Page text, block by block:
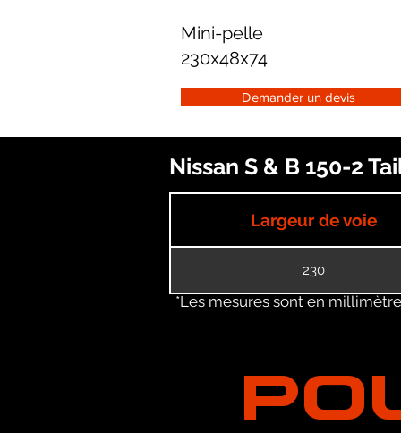
Mini-pelle
230x48x74
Demander un devis
Nissan S & B 150-2
Largeur de voie
230
*Les mesures sont en